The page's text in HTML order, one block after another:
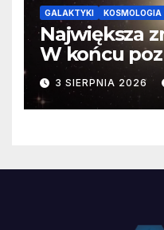
GALAKTYKI KOSMOLOGIA
Największa
W końcu
faktyczne
3 SIERPNIA 2026